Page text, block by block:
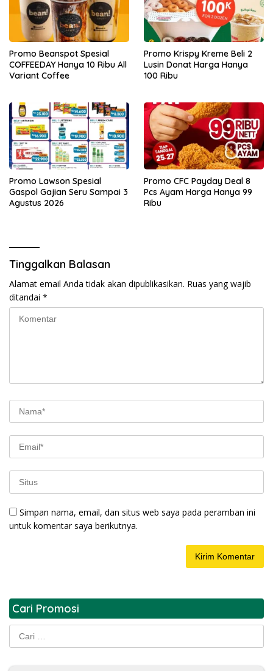
Promo Beanspot Spesial
COFFEEDAY Hanya 10 Ribu All
Variant Coffee
Promo Krispy Kreme Beli 2
Lusin Donat Harga Hanya
100 Ribu
Promo Lawson Spesial
Gaspol Gajian Seru Sampai 3
Agustus 2026
Promo CFC Payday Deal 8
Pcs Ayam Harga Hanya 99
Ribu
Tinggalkan Balasan
Alamat email Anda tidak akan dipublikasikan. Ruas yang wajib
ditandai *
Simpan nama, email, dan situs web saya pada peramban ini
untuk komentar saya berikutnya.
Cari Promosi
Cari
untuk: